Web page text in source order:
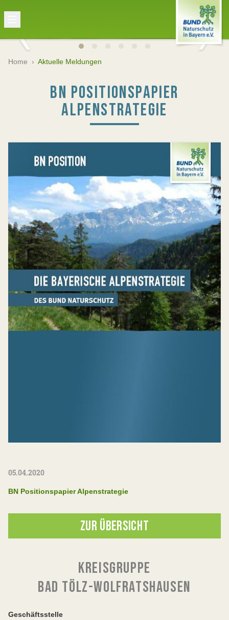
Home › Aktuelle Meldungen
BN POSITIONSPAPIER
ALPENSTRATEGIE
05.04.2020
BN Positionspapier Alpenstrategie
ZUR ÜBERSICHT
KREISGRUPPE
BAD TÖLZ-WOLFRATSHAUSEN
Geschäftsstelle